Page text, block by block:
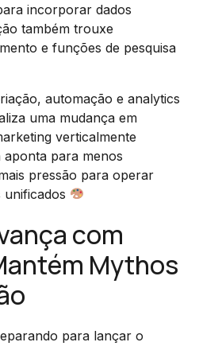
incorporar dados
também trouxe
e funções de pesquisa
automação e analytics
uma mudança em
verticalmente
aponta para menos
pressão para operar
unificados
com
Mythos
para lançar o